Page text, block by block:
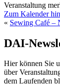
Veranstaltung
Zum Kalender
« Sewing Café –
DAI-
Hier können Sie
über
dem Laufenden